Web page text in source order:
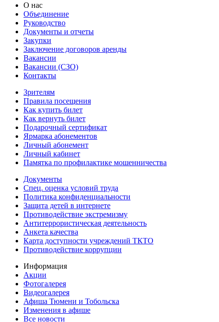
О нас
Объединение
Руководство
Документы и отчеты
Закупки
Заключение договоров аренды
Вакансии
Вакансии (СЗО)
Контакты
Зрителям
Правила посещения
Как купить билет
Как вернуть билет
Подарочный сертификат
Ярмарка абонементов
Личный абонемент
Личный кабинет
Памятка по профилактике мошенничества
Документы
Спец. оценка условий труда
Политика конфиденциальности
Защита детей в интернете
Противодействие экстремизму
Антитеррористическая деятельность
Анкета качества
Карта доступности учреждений ТКТО
Противодействие коррупции
Информация
Акции
Фотогалерея
Видеогалерея
Афиша Тюмени и Тобольска
Изменения в афише
Все новости